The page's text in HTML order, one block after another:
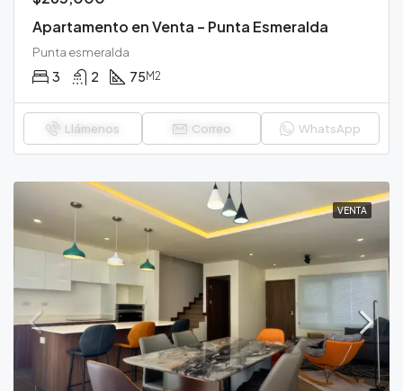
Apartamento en Venta – Punta Esmeralda
Punta esmeralda
3 2 75M2
Llámenos Correo WhatsApp
VENTA